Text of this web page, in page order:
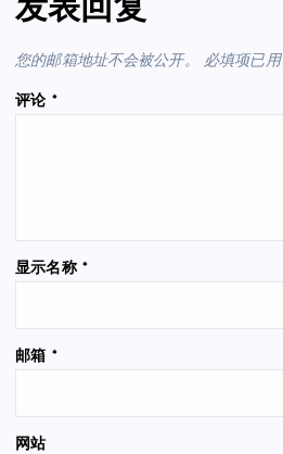
发表回复
您的邮箱地址不会被公开。 必填项已用
评论 *
显示名称 *
邮箱 *
网站